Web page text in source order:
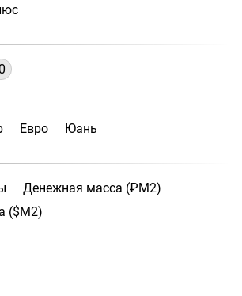
Евро Юань
Денежная масса (₽М2)
($М2)